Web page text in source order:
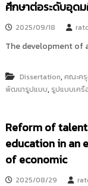
ศึกษาต่อระดับอุด
2025/09/18
The development of
Dissertation,คณะครุ
พัฒนารูปแบบ, รูปแบบเครื
Reform of
education in an
of economic
2025/08/29